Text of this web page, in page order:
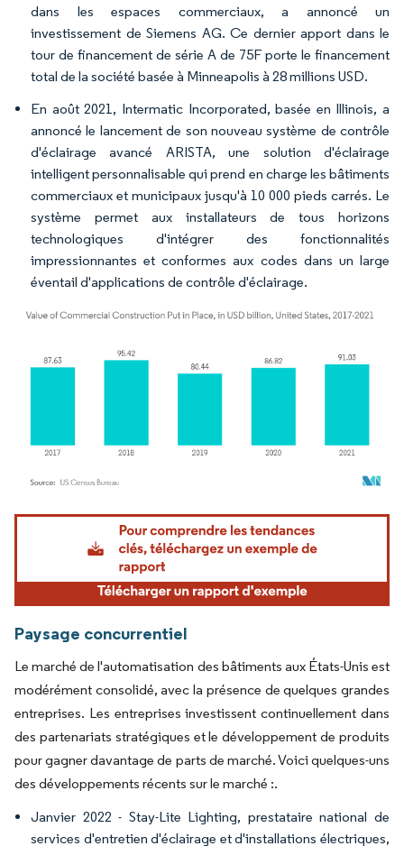
dans les espaces commerciaux, a annoncé un
investissement de Siemens AG. Ce dernier apport dans le
tour de financement de série A de 75F porte le financement
total de la société basée à Minneapolis à 28 millions USD.
En août 2021, Intermatic Incorporated, basée en Illinois, a
annoncé le lancement de son nouveau système de contrôle
d'éclairage avancé ARISTA, une solution d'éclairage
intelligent personnalisable qui prend en charge les bâtiments
commerciaux et municipaux jusqu'à 10 000 pieds carrés. Le
système permet aux installateurs de tous horizons
technologiques d'intégrer des fonctionnalités
impressionnantes et conformes aux codes dans un large
éventail d'applications de contrôle d'éclairage.
Image © Mordor Intelligence. La réutilisation nécessite une attribution sous CC BY
Paysage concurrentiel
Le marché de l'automatisation des bâtiments aux États-Unis est
modérément consolidé, avec la présence de quelques grandes
entreprises. Les entreprises investissent continuellement dans
des partenariats stratégiques et le développement de produits
pour gagner davantage de parts de marché. Voici quelques-uns
des développements récents sur le marché :.
Janvier 2022 - Stay-Lite Lighting, prestataire national de
services d'entretien d'éclairage et d'installations électriques,